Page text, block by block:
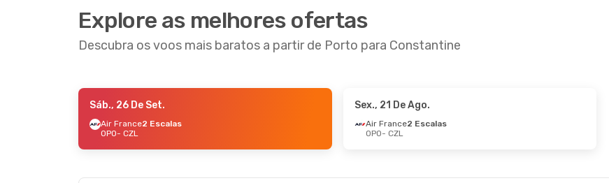
Explore as melhores ofertas
Descubra os voos mais baratos a partir de Porto para Constantine
- Sáb., 19 De Set.
2 Escalas
Sáb., 26 De Set.
Air France2 Escalas
OPO- CZL
Sex., 21 De Ago.
Air France2 Escalas
OPO- CZL